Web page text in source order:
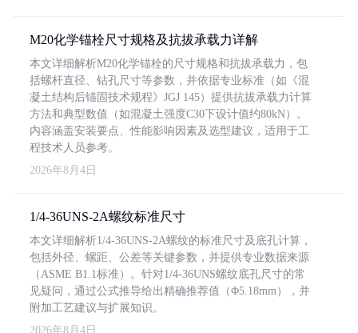
M20化学锚栓尺寸规格及抗拔承载力详解
本文详细解析M20化学锚栓的尺寸规格和抗拔承载力，包
括螺杆直径、钻孔尺寸等参数，并依据专业标准（如《混
凝土结构后锚固技术规程》JGJ 145）提供抗拔承载力计算
方法和典型数值（如混凝土强度C30下设计值约80kN）。
内容涵盖安装要点、性能影响因素及选型建议，适用于工
程技术人员参考。
2026年8月4日
1/4-36UNS-2A螺纹标准尺寸
本文详细解析1/4-36UNS-2A螺纹的标准尺寸及底孔计算，
包括外径、螺距、公差等关键参数，并提供专业数据来源
（ASME B1.1标准）。针对1/4-36UNS螺纹底孔尺寸的常
见疑问，通过公式推导给出精确推荐值（Φ5.18mm），并
附加工艺建议与扩展知识。
2026年8月4日